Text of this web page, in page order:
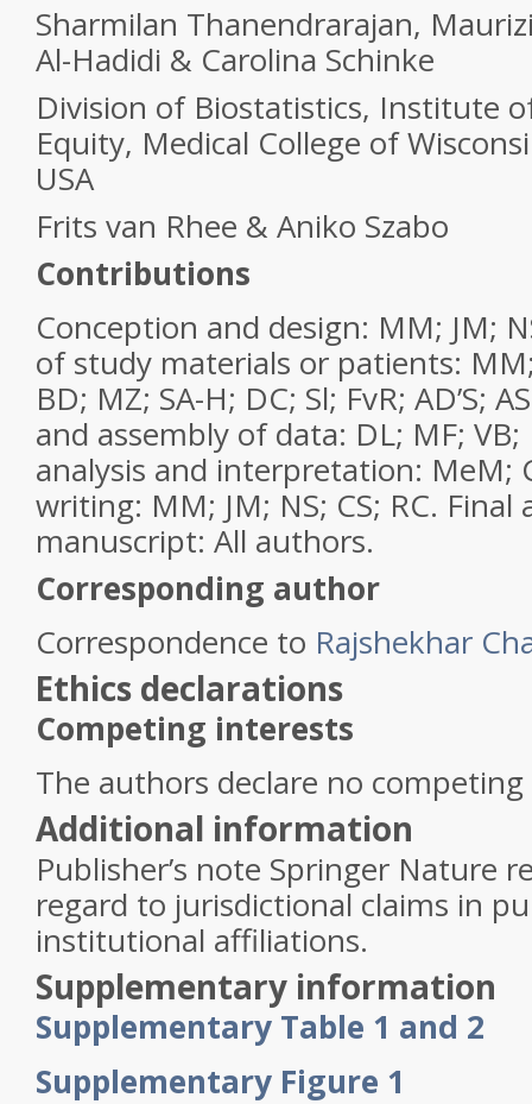
Sharmilan Thanendrarajan,
Al-Hadidi & Carolina Schinke
Division of Biostatistics, Institute
Equity, Medical College of
USA
Frits van Rhee & Aniko Szabo
Contributions
Conception and design: MM; JM;
of study materials or patients:
BD; MZ; SA-H; DC; Sl; FvR; AD’S;
and assembly of data: DL; MF;
analysis and interpretation: MeM;
writing: MM; JM; NS; CS; RC. Final
manuscript: All authors.
Corresponding author
Correspondence to Rajshekhar
Ethics declarations
Competing interests
The authors declare no
Additional information
Publisher’s note Springer Nature
regard to jurisdictional claims in
institutional affiliations.
Supplementary information
Supplementary Table 1 and 2
Supplementary Figure 1